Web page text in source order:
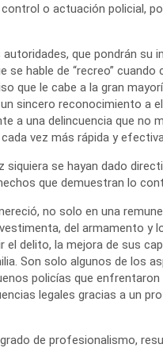
o actuación policial,
que pondrán su
se hable de “recreo”
que le cabe a la gran
sincero reconocimiento a
a una delincuencia que no
vez más rápida y
se hayan dado
que demuestran lo
no solo en una
del armamento y
delito, la mejora de sus
Son solo algunos de los
policías que
legales gracias a un
de profesionalismo,